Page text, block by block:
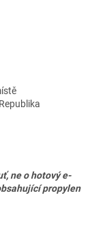
ne o hotový e-
propylen